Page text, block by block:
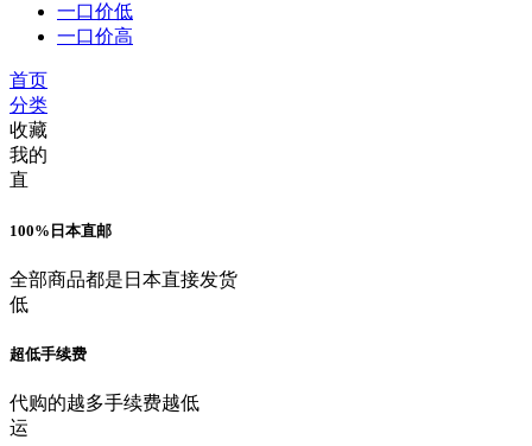
一口价低
一口价高
首页
分类
收藏
我的
直
100%日本直邮
全部商品都是日本直接发货
低
超低手续费
代购的越多手续费越低
运